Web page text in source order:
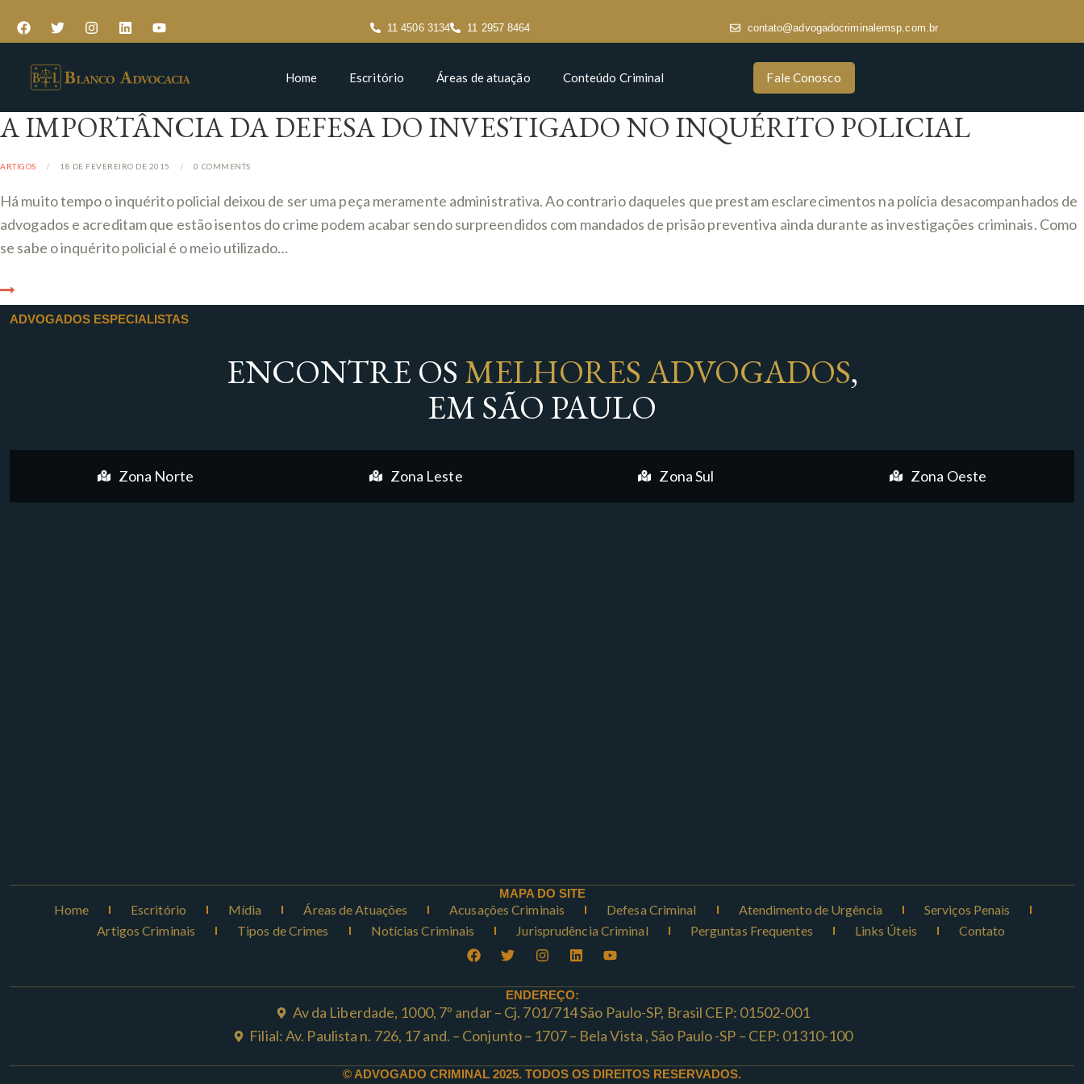
11 4506 3134 11 2957 8464 contato@advogadocriminalemsp.com.br
Home Escritório Áreas de atuação Conteúdo Criminal Fale Conosco
A IMPORTÂNCIA DA DEFESA DO INVESTIGADO NO INQUÉRITO POLICIAL
ARTIGOS 18 DE FEVEREIRO DE 2015 0 COMMENTS
Há muito tempo o inquérito policial deixou de ser uma peça meramente administrativa. Ao contrario daqueles que prestam esclarecimentos na polícia desacompanhados de
advogados e acreditam que estão isentos do crime podem acabar sendo surpreendidos com mandados de prisão preventiva ainda durante as investigações criminais. Como
se sabe o inquérito policial é o meio utilizado…
ADVOGADOS ESPECIALISTAS
ENCONTRE OS MELHORES ADVOGADOS,
EM SÃO PAULO
Zona Norte Zona Leste Zona Sul Zona Oeste
MAPA DO SITE
Home Escritório Mídia Áreas de Atuações Acusações Criminais Defesa Criminal Atendimento de Urgência
Serviços Penais
Artigos Criminais
Tipos de Crimes Notícias Criminais Jurisprudência Criminal Perguntas Frequentes Links Úteis Contato
ENDEREÇO:
Av da Liberdade, 1000, 7º andar – Cj. 701/714 São Paulo-SP, Brasil CEP: 01502-001
Filial: Av. Paulista n. 726, 17 and. – Conjunto – 1707 – Bela Vista , São Paulo -SP – CEP: 01310-100
© ADVOGADO CRIMINAL 2025. TODOS OS DIREITOS RESERVADOS.